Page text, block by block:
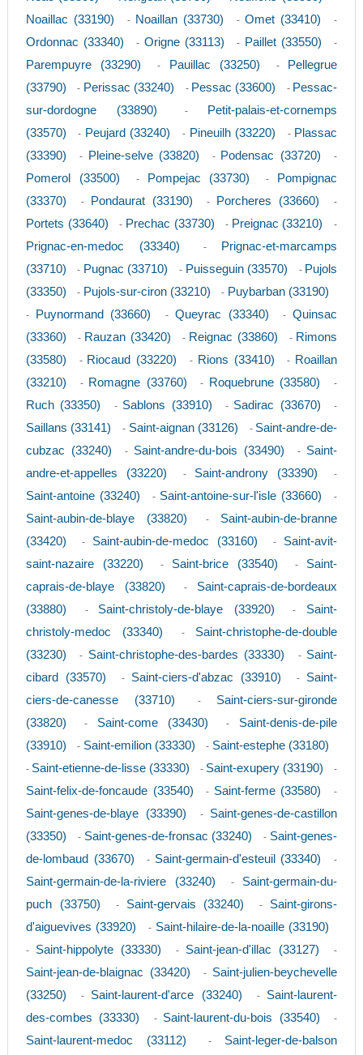
Noaillac (33190) - Noaillan (33730) -Omet (33410) -
Ordonnac (33340) - Origne (33113) - Paillet (33550) -
Parempuyre (33290) - Pauillac (33250) -
Pellegrue
(33790)
- Perissac (33240) - Pessac (33600) - Pessac-
sur-dordogne (33890)
-
Petit-palais-et-cornemps
(33570)
- Peujard (33240) - Pineuilh (33220) - Plassac
(33390)
- Pleine-selve (33820) - Podensac (33720) -
Pomerol (33500) - Pompejac (33730) -
Pompignac
(33370)
- Pondaurat (33190) - Porcheres (33660) -
Portets (33640) - Prechac (33730) - Preignac (33210) -
Prignac-en-medoc (33340) -
Prignac-et-marcamps
(33710)
- Pugnac (33710) - Puisseguin (33570) - Pujols
(33350)
- Pujols-sur-ciron (33210) - Puybarban (33190)
- Puynormand (33660) - Queyrac (33340) -Quinsac
(33360)
- Rauzan (33420) - Reignac (33860) - Rimons
(33580)
- Riocaud (33220) - Rions (33410) - Roaillan
(33210)
- Romagne (33760) - Roquebrune (33580) -
Ruch (33350) - Sablons (33910) - Sadirac (33670) -
Saillans (33141) - Saint-aignan (33126) - Saint-andre-de-
cubzac (33240)
- Saint-andre-du-bois (33490) - Saint-
andre-et-appelles (33220)
- Saint-androny (33390) -
Saint-antoine (33240) - Saint-antoine-sur-l'isle (33660) -
Saint-aubin-de-blaye (33820) - Saint-aubin-de-branne
(33420)
- Saint-aubin-de-medoc (33160) - Saint-avit-
saint-nazaire (33220)
- Saint-brice (33540) - Saint-
caprais-de-blaye (33820)
- Saint-caprais-de-bordeaux
(33880)
- Saint-christoly-de-blaye (33920) - Saint-
christoly-medoc (33340)
- Saint-christophe-de-double
(33230)
- Saint-christophe-des-bardes (33330) - Saint-
cibard (33570)
- Saint-ciers-d'abzac (33910) - Saint-
ciers-de-canesse (33710)
- Saint-ciers-sur-gironde
(33820)
- Saint-come (33430) - Saint-denis-de-pile
(33910)
- Saint-emilion (33330) - Saint-estephe (33180)
- Saint-etienne-de-lisse (33330) - Saint-exupery (33190) -
Saint-felix-de-foncaude (33540) - Saint-ferme (33580) -
Saint-genes-de-blaye (33390) - Saint-genes-de-castillon
(33350)
- Saint-genes-de-fronsac (33240) - Saint-genes-
de-lombaud (33670)
- Saint-germain-d'esteuil (33340) -
Saint-germain-de-la-riviere (33240) - Saint-germain-du-
puch (33750)
- Saint-gervais (33240) - Saint-girons-
d'aiguevives (33920)
- Saint-hilaire-de-la-noaille (33190)
- Saint-hippolyte (33330) - Saint-jean-d'illac (33127) -
Saint-jean-de-blaignac (33420) - Saint-julien-beychevelle
(33250)
- Saint-laurent-d'arce (33240) - Saint-laurent-
des-combes (33330)
- Saint-laurent-du-bois (33540) -
Saint-laurent-medoc (33112) - Saint-leger-de-balson